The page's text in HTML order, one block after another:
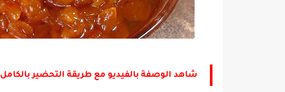
شاهد الوصفة بالفيديو مع طريقة التحضير بالكامل